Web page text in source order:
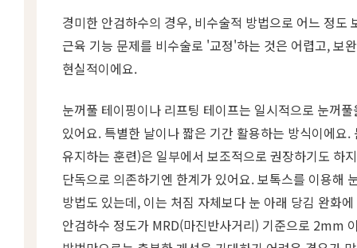
경미한 안검하수의 경우, 비수술적 방법으로 어느 정도
근육 기능 문제를 비수술로 '교정'하는 것은 어렵고, 보
현실적이에요.
눈꺼풀 테이핑이나 리프팅 테이프는 일시적으로 눈꺼
있어요. 특별한 날이나 짧은 기간 활용하는 방식이에요
유지하는 훈련)은 일부에서 보조적으로 권장하기도 하
단독으로 의존하기엔 한계가 있어요. 보톡스를 이용해
방법도 있는데, 이는 처짐 자체보다 눈 아래 당김 완화
안검하수 정도가 MRD(마진반사거리) 기준으로 2mm